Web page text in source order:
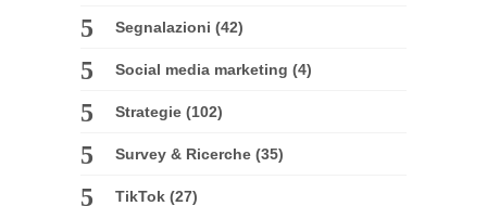
Segnalazioni (42)
Social media marketing (4)
Strategie (102)
Survey & Ricerche (35)
TikTok (27)